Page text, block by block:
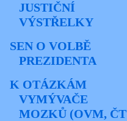
JUSTIČNÍ
VÝSTŘELKY
SEN O VOLBĚ
PREZIDENTA
K OTÁZKÁM
VYMÝVAČE
MOZKŮ (OVM, ČT